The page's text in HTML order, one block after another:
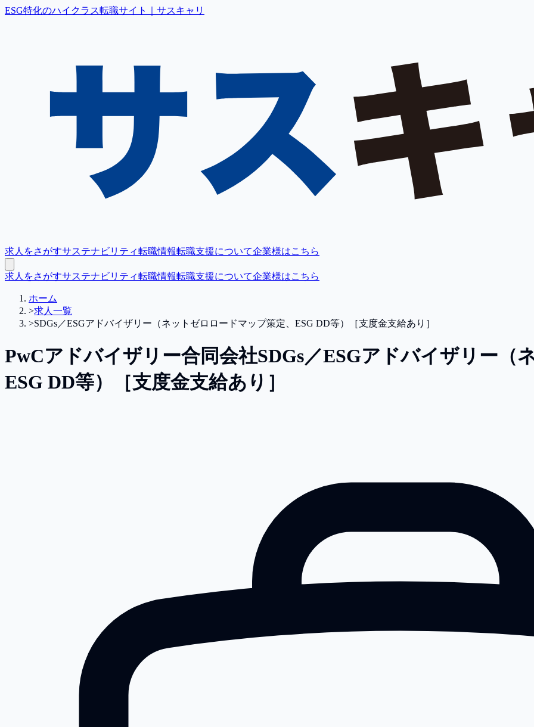
ESG特化のハイクラス転職サイト｜サスキャリ
求人をさがすサステナビリティ転職情報転職支援について企業様はこちら
求人をさがすサステナビリティ転職情報転職支援について企業様はこちら
ホーム
>求人一覧
>SDGs／ESGアドバイザリー（ネットゼロロードマップ策定、ESG DD等）［支度金支給あり］
PwCアドバイザリー合同会社SDGs／ESGアドバイザリー（
ESG DD等）［支度金支給あり］